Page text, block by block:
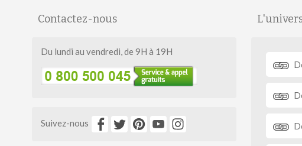
Contactez-nous
Du lundi au vendredi, de 9H à 19H
Suivez-nous